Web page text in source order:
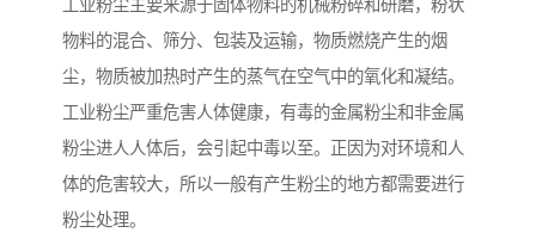
工业粉尘主要来源于固体物料的机械粉碎和研磨，粉状
物料的混合、筛分、包装及运输，物质燃烧产生的烟
尘，物质被加热时产生的蒸气在空气中的氧化和凝结。
工业粉尘严重危害人体健康，有毒的金属粉尘和非金属
粉尘进人人体后，会引起中毒以至。正因为对环境和人
体的危害较大，所以一般有产生粉尘的地方都需要进行
粉尘处理。